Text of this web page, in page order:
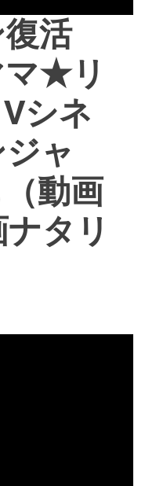
活
マ★リ
シネ
ジャ
動画
タリ